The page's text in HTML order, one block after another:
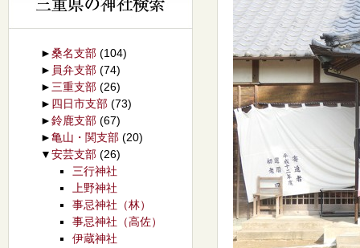
►桑名支部 (104)
► 員弁支部 (74)
► 三重支部 (26)
► 四日市支部 (73)
►鈴鹿支部 (67)
►亀山・関支部 (20)
▼安芸支部 (26)
三行神社
上野神社
事忌神社（林）
事忌神社（高佐）
伊蔵神社